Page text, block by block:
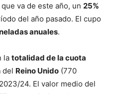
va de este año, un 25%
del año pasado. El cupo
anuales.
la totalidad de la cuota
del Reino Unido (770
24. El valor medio del